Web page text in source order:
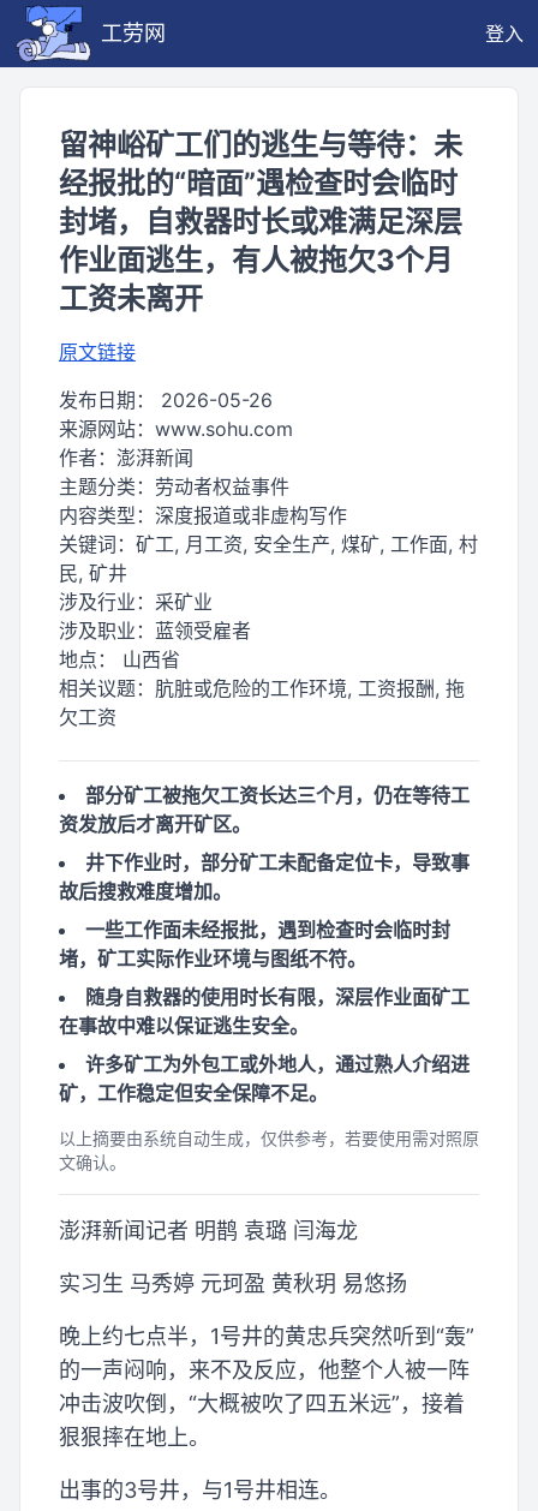
工劳网 登入
留神峪矿工们的逃生与等待：未
经报批的“暗面”遇检查时会临时
封堵，自救器时长或难满足深层
作业面逃生，有人被拖欠3个月
工资未离开
原文链接
发布日期： 2026-05-26
来源网站： www.sohu.com
作者： 澎湃新闻
主题分类： 劳动者权益事件
内容类型： 深度报道或非虚构写作
关键词： 矿工, 月工资, 安全生产, 煤矿, 工作面, 村
民, 矿井
涉及行业： 采矿业
涉及职业： 蓝领受雇者
地点： 山西省
相关议题： 肮脏或危险的工作环境, 工资报酬, 拖
欠工资
部分矿工被拖欠工资长达三个月，仍在等待工
资发放后才离开矿区。
井下作业时，部分矿工未配备定位卡，导致事
故后搜救难度增加。
一些工作面未经报批，遇到检查时会临时封
堵，矿工实际作业环境与图纸不符。
随身自救器的使用时长有限，深层作业面矿工
在事故中难以保证逃生安全。
许多矿工为外包工或外地人，通过熟人介绍进
矿，工作稳定但安全保障不足。
以上摘要由系统自动生成，仅供参考，若要使用需对照原
文确认。
澎湃新闻记者 明鹊 袁璐 闫海龙
实习生 马秀婷 元珂盈 黄秋玥 易悠扬
晚上约七点半，1号井的黄忠兵突然听到“轰”
的一声闷响，来不及反应，他整个人被一阵
冲击波吹倒，“大概被吹了四五米远”，接着
狠狠摔在地上。
出事的3号井，与1号井相连。